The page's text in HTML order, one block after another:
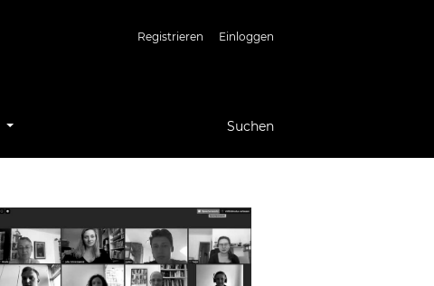
Registrieren Einloggen
Suchen